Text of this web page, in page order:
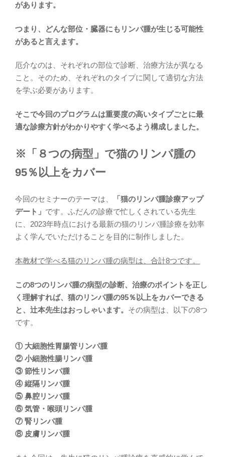
があります。
つまり、どんな部位・臓器にもリンパ腫が生じる可能性
があると言えます。
厄介なのは、それぞれの部位で診断、治療方法が異なる
こと。そのため、それぞれのタイプに関して適切な方法
を学ぶ必要があります。
そこで今回のプログラムは重要度の高いタイプごとに最
適な診療方針がわかりやすく学べるよう構成しました。
※「８つの病型」で猫のリンパ腫の
95％以上をカバー
今回のセミナーのテーマは、
「猫のリンパ腫診療アップ
デート」 です。ふだんの診療で忙しくされている先生
に、2023年時点における最新の猫のリンパ腫診療を効率
よく学んでいただけることを目的に制作しました。
本教材で学べる猫のリンパ腫の病型は、合計8つです。
この8つのリンパ腫の病型の診断、治療のポイントを正し
く理解すれば、猫のリンパ腫の95％以上をカバーできる
と、辻本先生はおっしゃいます。 その病型は、以下の8つ
です。
① 大細胞性胃腸管リンパ腫
② 小細胞性腸リンパ腫
③ 節性リンパ腫
④ 縦隔リンパ腫
⑤ 鼻腔リンパ腫
⑥ 気管・喉頭リンパ腫
⑦ 腎リンパ腫
⑧ 皮膚リンパ腫